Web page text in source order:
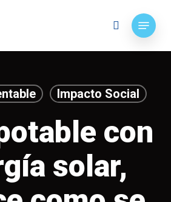
search
Menu
Impacto Social
con
solar,